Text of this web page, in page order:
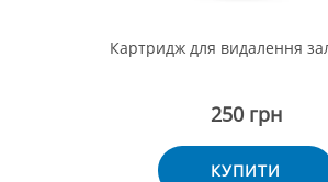
Картридж для видалення
250 грн
КУПИТИ